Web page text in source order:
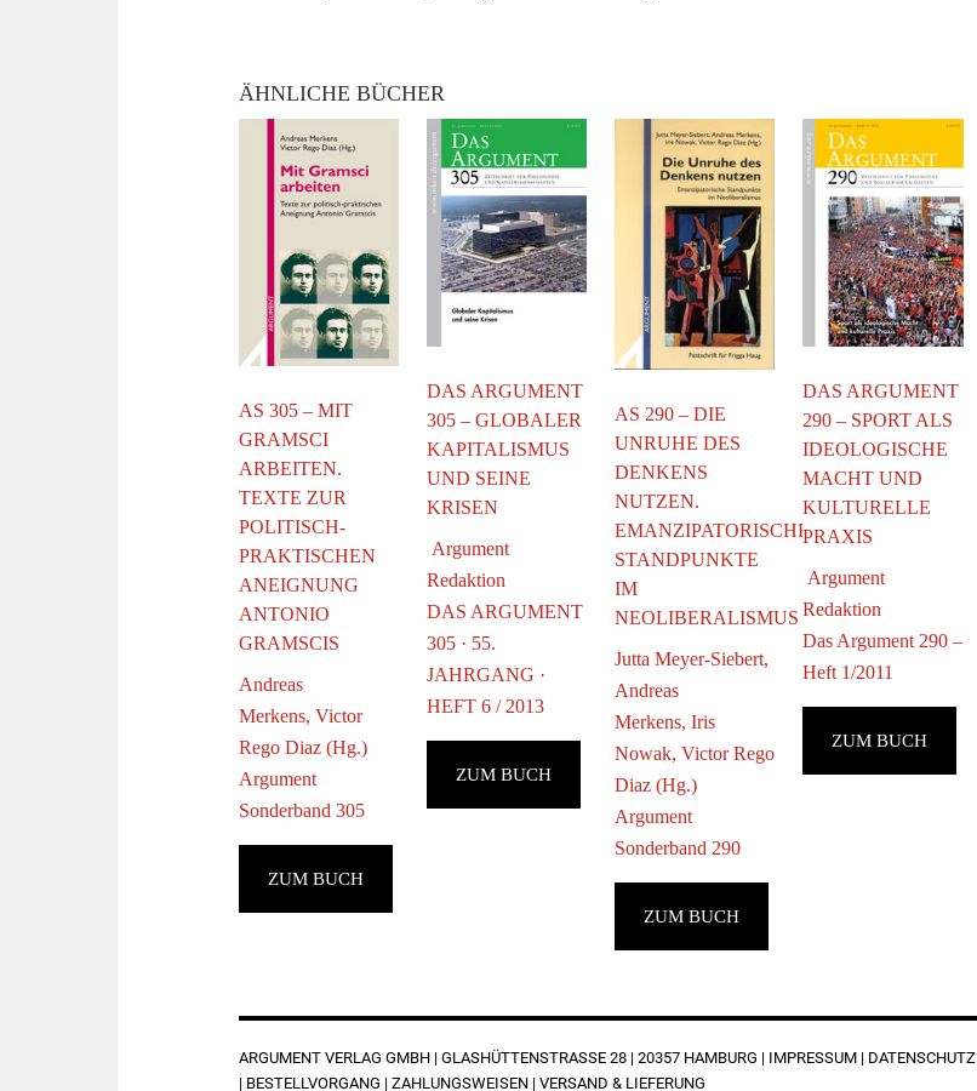
ÄHNLICHE BÜCHER
AS 305 – MIT
GRAMSCI
ARBEITEN.
TEXTE ZUR
POLITISCH-
PRAKTISCHEN
ANEIGNUNG
ANTONIO
GRAMSCIS
Andreas
Merkens, Victor
Rego Diaz (Hg.)
Argument
Sonderband 305
ZUM BUCH
DAS ARGUMENT
305 – GLOBALER
KAPITALISMUS
UND SEINE
KRISEN
Argument
Redaktion
DAS ARGUMENT
305 · 55.
JAHRGANG ·
HEFT 6 / 2013
ZUM BUCH
AS 290 – DIE
UNRUHE DES
DENKENS
NUTZEN.
EMANZIPATORISCHE
STANDPUNKTE
IM
NEOLIBERALISMUS
Jutta Meyer-Siebert,
Andreas
Merkens, Iris
Nowak, Victor Rego
Diaz (Hg.)
Argument
Sonderband 290
ZUM BUCH
DAS ARGUMENT
290 – SPORT ALS
IDEOLOGISCHE
MACHT UND
KULTURELLE
PRAXIS
Argument
Redaktion
Das Argument 290 –
Heft 1/2011
ZUM BUCH
FOOTER
ARGUMENT VERLAG GMBH | GLASHÜTTENSTRASSE 28 | 20357 HAMBURG | IMPRESSUM | DATENSCHUTZ
| BESTELLVORGANG | ZAHLUNGSWEISEN | VERSAND & LIEFERUNG